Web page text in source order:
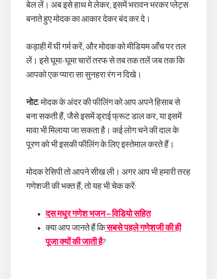
बेल लें। अब इसे हाथ मे लेकर, इसमें भरावन भरकर प्लेट्स
बनाते हुए मोदक का आकार देकर बंद कर दे।
कड़ाही में घी गर्म करें, और मोदक को मीडियम आँच पर तल
लें। इसे घूमा-घूमा चारों तरफ से तब तक तलें जब तक कि
आपको एक प्यारा सा सुनहरा रंग न दिखे।
नोट: मोदक के अंदर की फीलिंग को आप अपने हिसाब से
बना सकती हैं, जैसे इसमें ड्राई फ्रूट डाल कर, या इसमें
मावा भी मिलाया जा सकता है। कई लोग चने की दाल के
पूरण को भी इसकी फीलिंग के लिए इस्तेमाल करते हैं।
मोदक रेसिपी तो आपने सीख ली। अगर आप भी हमारी तरह
गणेशजी की भक्त हैं, तो यह भी चेक करें:
दस मधुर गणेश भजन – विडियो सहित
क्या आप जानते हैं किसबसे पहले गणेशजी की ही
पूजा क्यों की जाती है?